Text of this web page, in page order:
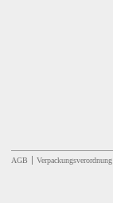
AGB Verpackungsverordnung